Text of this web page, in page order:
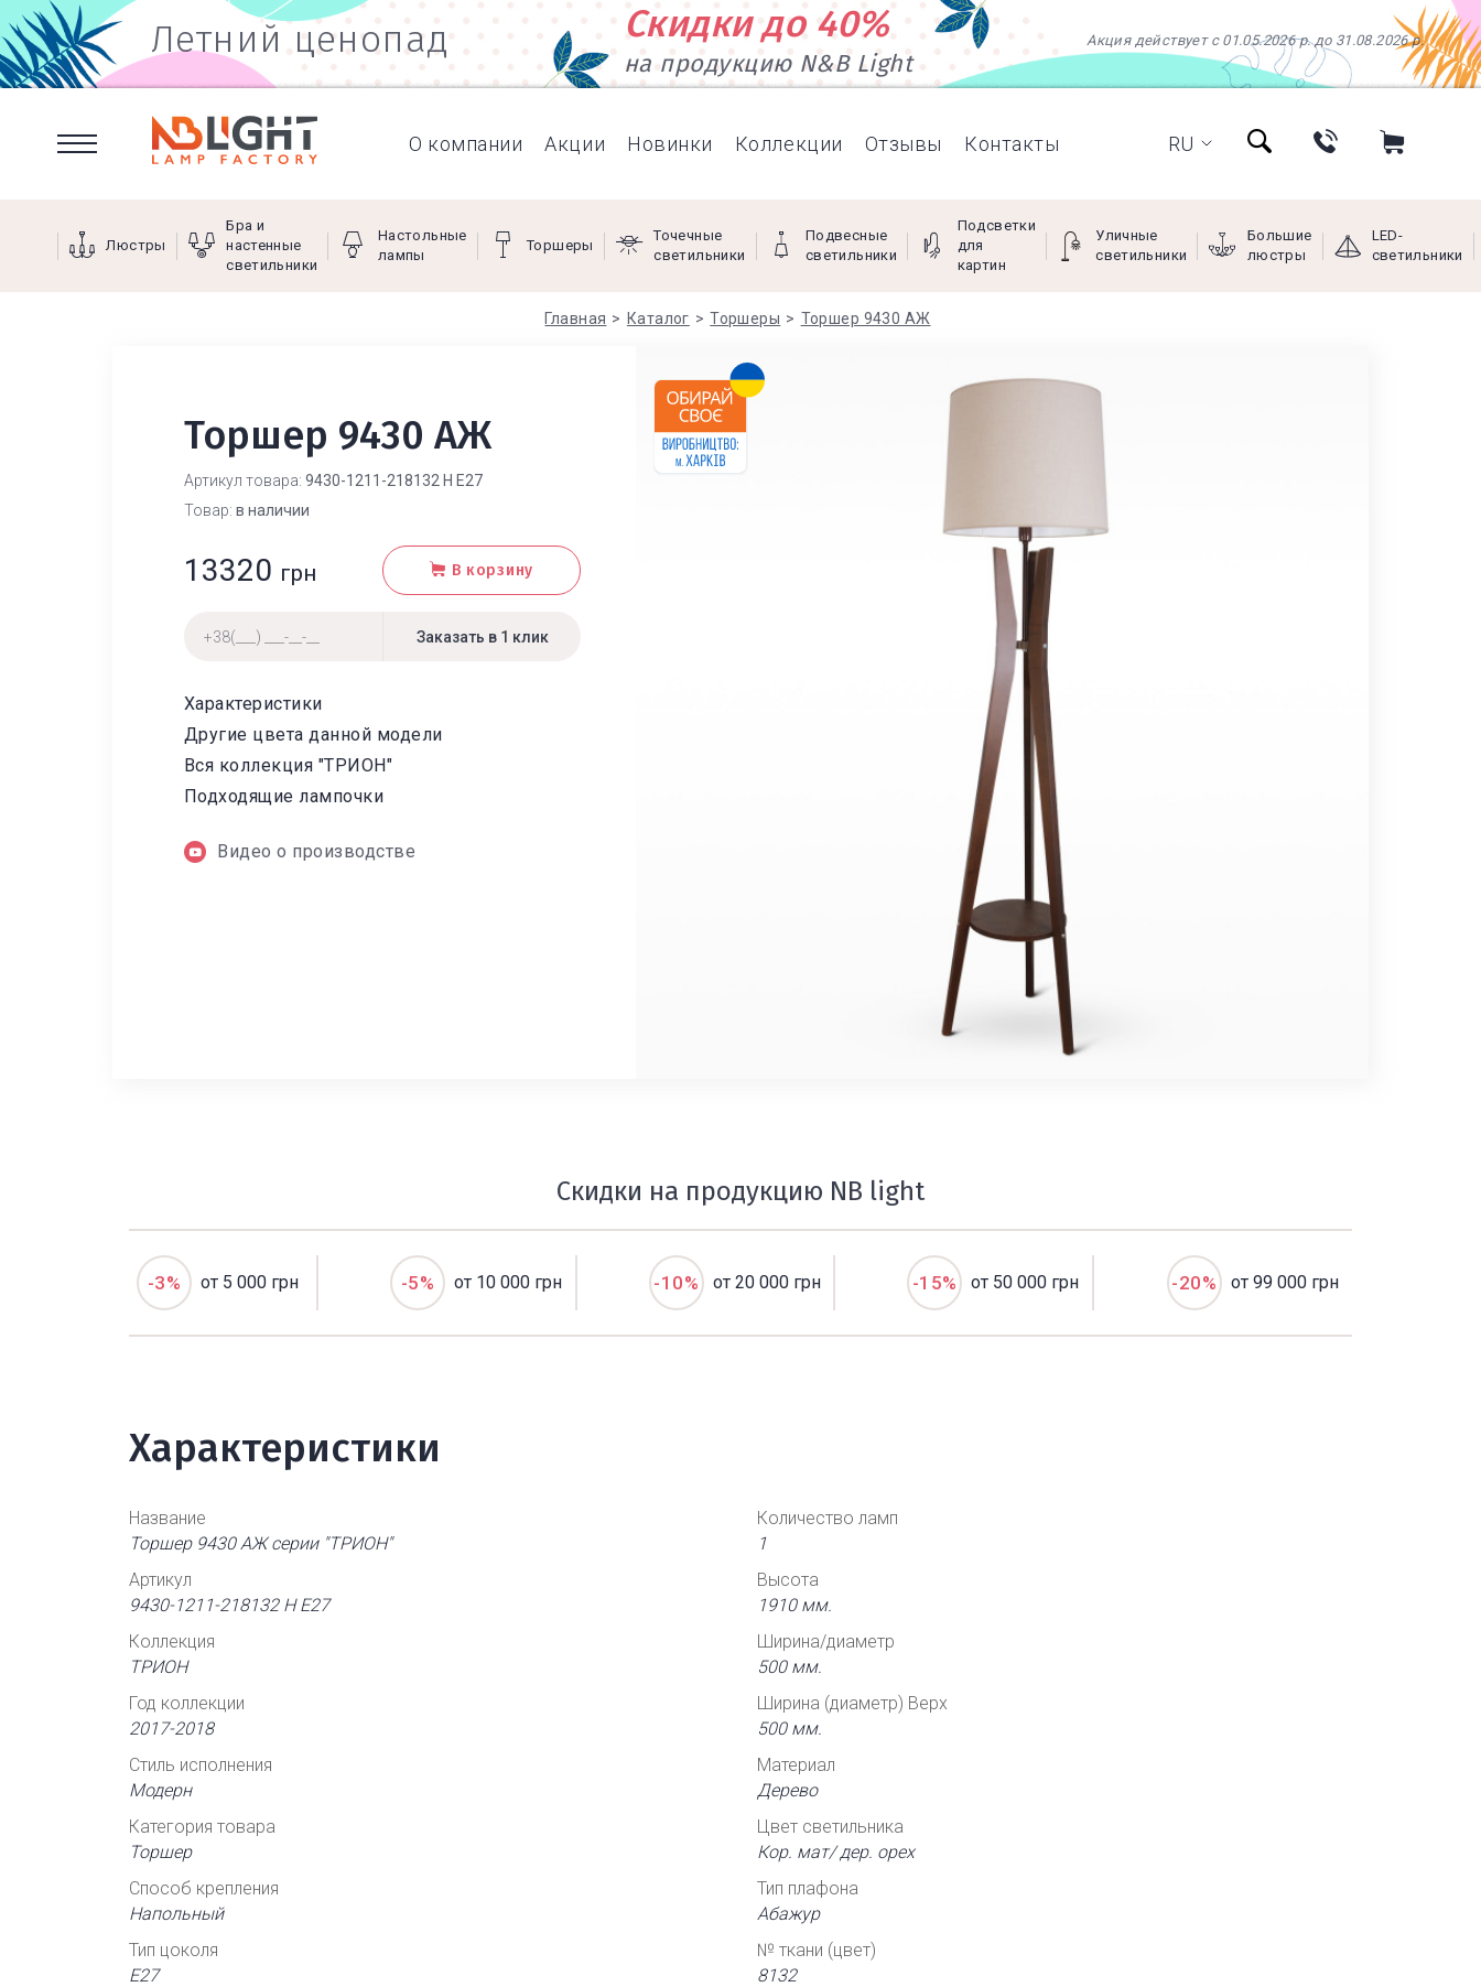
Летний ценопад Скидки до 40%
на продукцию N&B Light
Акция действует с 01.05.2026 р. до 31.08.2026 р.
О компании Акции Новинки Коллекции Отзывы Контакты RU
Люстры
Бра и
настенные
светильники
Настольные
лампы
Торшеры
Точечные
светильники
Подвесные
светильники
Подсветки
для
картин
Уличные
светильники
Большие
люстры
LED-
светильники
Главная Каталог Торшеры Торшер 9430 АЖ
Торшер 9430 АЖ
Артикул товара: 9430-1211-218132 Н Е27
Товар: в наличии
13320 грн В корзину
Характеристики
Другие цвета данной модели
Вся коллекция "ТРИОН"
Подходящие лампочки
Видео о производстве
Скидки на продукцию NB light
-3% от 5 000 грн -5% от 10 000 грн -10% от 20 000 грн -15% от 50 000 грн -20% от 99 000 грн
Характеристики
Название
Торшер 9430 АЖ серии "ТРИОН"
Артикул
9430-1211-218132 Н Е27
Коллекция
ТРИОН
Год коллекции
2017-2018
Стиль исполнения
Модерн
Категория товара
Торшер
Способ крепления
Напольный
Тип цоколя
Е27
Количество ламп
1
Высота
1910 мм.
Ширина/диаметр
500 мм.
Ширина (диаметр) Верх
500 мм.
Материал
Дерево
Цвет светильника
Кор. мат/ дер. орех
Тип плафона
Абажур
№ ткани (цвет)
8132